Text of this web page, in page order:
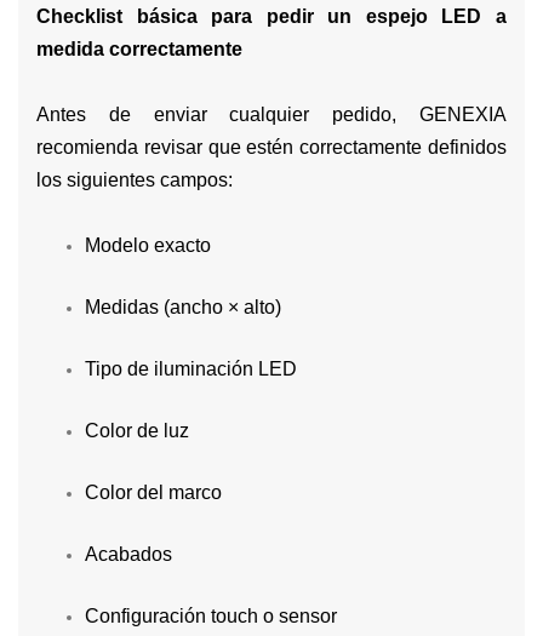
Checklist básica para pedir un espejo LED a
medida correctamente
Antes de enviar cualquier pedido, GENEXIA
recomienda revisar que estén correctamente definidos
los siguientes campos:
Modelo exacto
Medidas (ancho × alto)
Tipo de iluminación LED
Color de luz
Color del marco
Acabados
Configuración touch o sensor